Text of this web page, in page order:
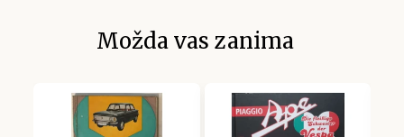
Možda vas zanima